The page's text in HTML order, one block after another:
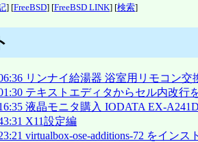
] [FreeBSD] [FreeBSD LINK] [検索]
リンナイ給湯器 浴室用リモコン交
テキストエディタからセル内改行
液晶モニタ購入 IODATA EX-
X11設定編
virtualbox-ose-additions-72 をインス